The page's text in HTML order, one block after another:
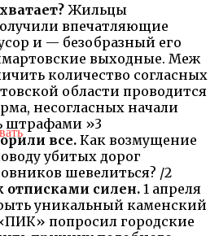
Жильцы
впечатляющие
и — безобразный его
выходные. Меж
количество согласных
области проводится
несогласных начали
штрафами »3
все. Как возмущение
убитых дорог
шевелиться? /2
силен. 1 апреля
уникальный каменский
попросил городские